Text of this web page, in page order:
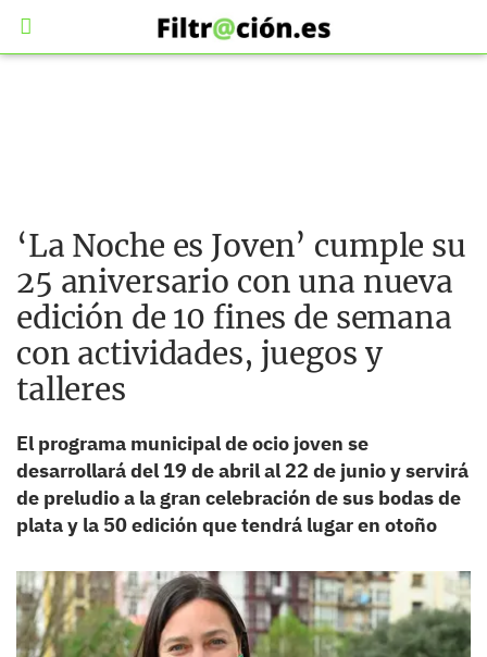
‘La Noche es Joven’ cumple su
25 aniversario con una nueva
edición de 10 fines de semana
con actividades, juegos y
talleres
El programa municipal de ocio joven se
desarrollará del 19 de abril al 22 de junio y servirá
de preludio a la gran celebración de sus bodas de
plata y la 50 edición que tendrá lugar en otoño